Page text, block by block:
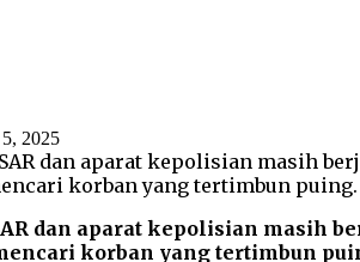
2025
dan aparat kepolisian masih
korban yang tertimbun